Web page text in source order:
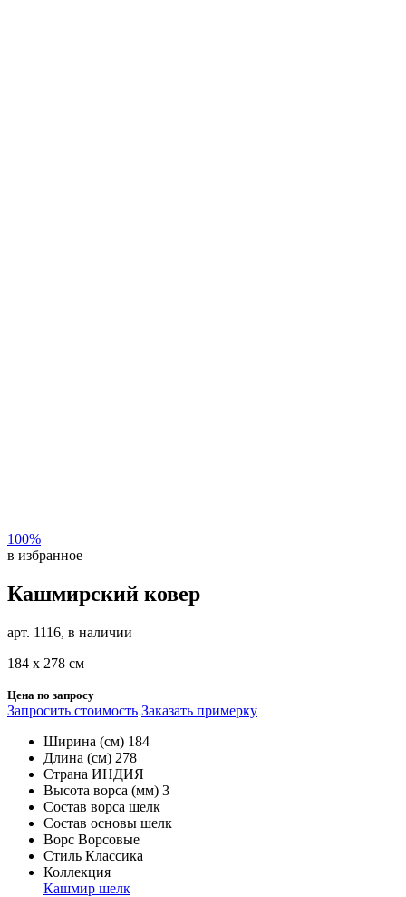
100%
в избранное
Кашмирский ковер
арт. 1116, в наличии
184 х 278 см
Цена по запросу
Запросить стоимость Заказать примерку
Ширина (см) 184
Длина (см) 278
Страна ИНДИЯ
Высота ворса (мм) 3
Состав ворса шелк
Состав основы шелк
Ворс Ворсовые
Стиль Классика
Коллекция
Кашмир шелк